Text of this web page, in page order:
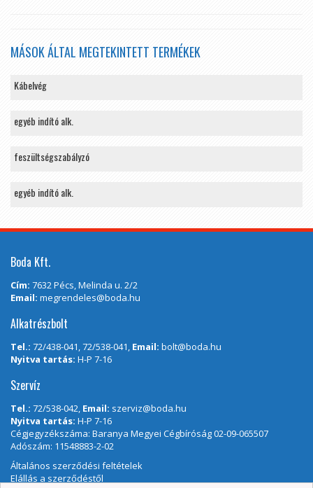
MÁSOK ÁLTAL MEGTEKINTETT TERMÉKEK
Kábelvég
egyéb indító alk.
feszültségszabályzó
egyéb indító alk.
Boda Kft.
Cím: 7632 Pécs, Melinda u. 2/2
Email: megrendeles@boda.hu
Alkatrészbolt
Tel.: 72/438-041, 72/538-041, Email: bolt@boda.hu
Nyitva tartás: H-P 7-16
Szervíz
Tel.: 72/538-042, Email: szerviz@boda.hu
Nyitva tartás: H-P 7-16
Cégjegyzékszáma: Baranya Megyei Cégbíróság 02-09-065507
Adószám: 11548883-2-02
Általános szerződési feltételek
Elállás a szerződéstől